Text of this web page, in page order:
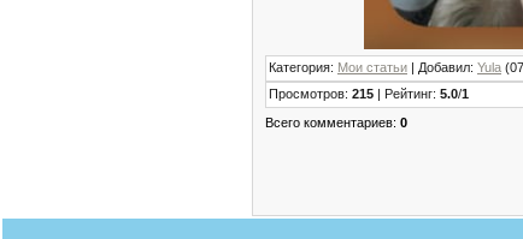
Категория: Мои статьи | Добавил: Yula
Просмотров: 215 | Рейтинг: 5.0/1
Всего комментариев: 0